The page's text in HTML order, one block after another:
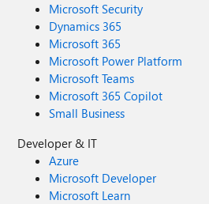
Microsoft Security
Dynamics 365
Microsoft 365
Microsoft Power Platform
Microsoft Teams
Microsoft 365 Copilot
Small Business
Developer & IT
Azure
Microsoft Developer
Microsoft Learn